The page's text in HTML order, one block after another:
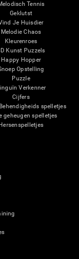
Tennis
Geklutst
Je Huisdier
Melodie Chaos
Kleurenroes
Kunst Puzzels
Happy Hopper
Opstelling
Puzzle
Verkenner
Cijfers
spelletjes
geheugen spelletjes
Hersenspelletjes